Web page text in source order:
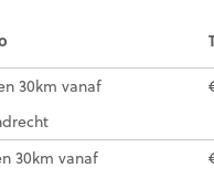
30km vanaf
30km vanaf